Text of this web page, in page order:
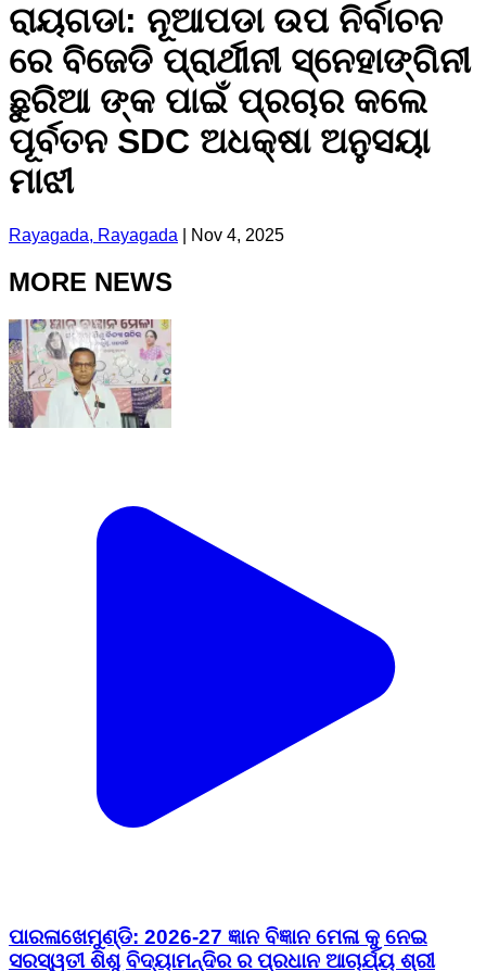
ରାୟଗଡା: ନୂଆପଡା ଉପ ନିର୍ବାଚନ
ରେ ବିଜେଡି ପ୍ରାର୍ଥୀନୀ ସ୍ନେହାଙ୍ଗିନୀ
ଛୁରିଆ ଙ୍କ ପାଇଁ ପ୍ରଚାର କଲେ
ପୂର୍ବତନ SDC ଅଧକ୍ଷା ଅନୁସୟା
ମାଝୀ
Rayagada, Rayagada Nov 4, 2025
MORE NEWS
ପାରଳାଖେମୁଣ୍ଡି: 2026-27 ଜ୍ଞାନ ବିଜ୍ଞାନ ମେଳା କୁ ନେଇ
ସରସ୍ୱତୀ ଶିଶୁ ବିଦ୍ୟାମନ୍ଦିର ର ପ୍ରଧାନ ଆଚାର୍ଯ୍ୟ ଶ୍ରୀ